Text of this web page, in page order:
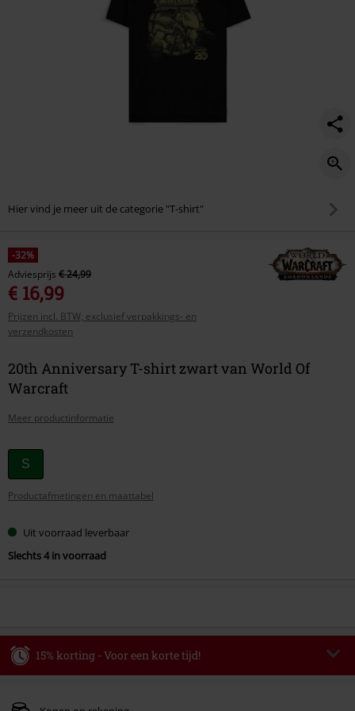
Hier vind je meer uit de categorie "T-shirt"
-32%
Adviesprijs € 24,99
€ 16,99
Prijzen incl. BTW, exclusief verpakkings- en
verzendkosten
20th Anniversary T-shirt zwart van World Of
Warcraft
Meer productinformatie
Kies
je
maat
S
Productafmetingen en maattabel
Uit voorraad leverbaar
Slechts 4 in voorraad
15% korting - Voor een korte tijd!